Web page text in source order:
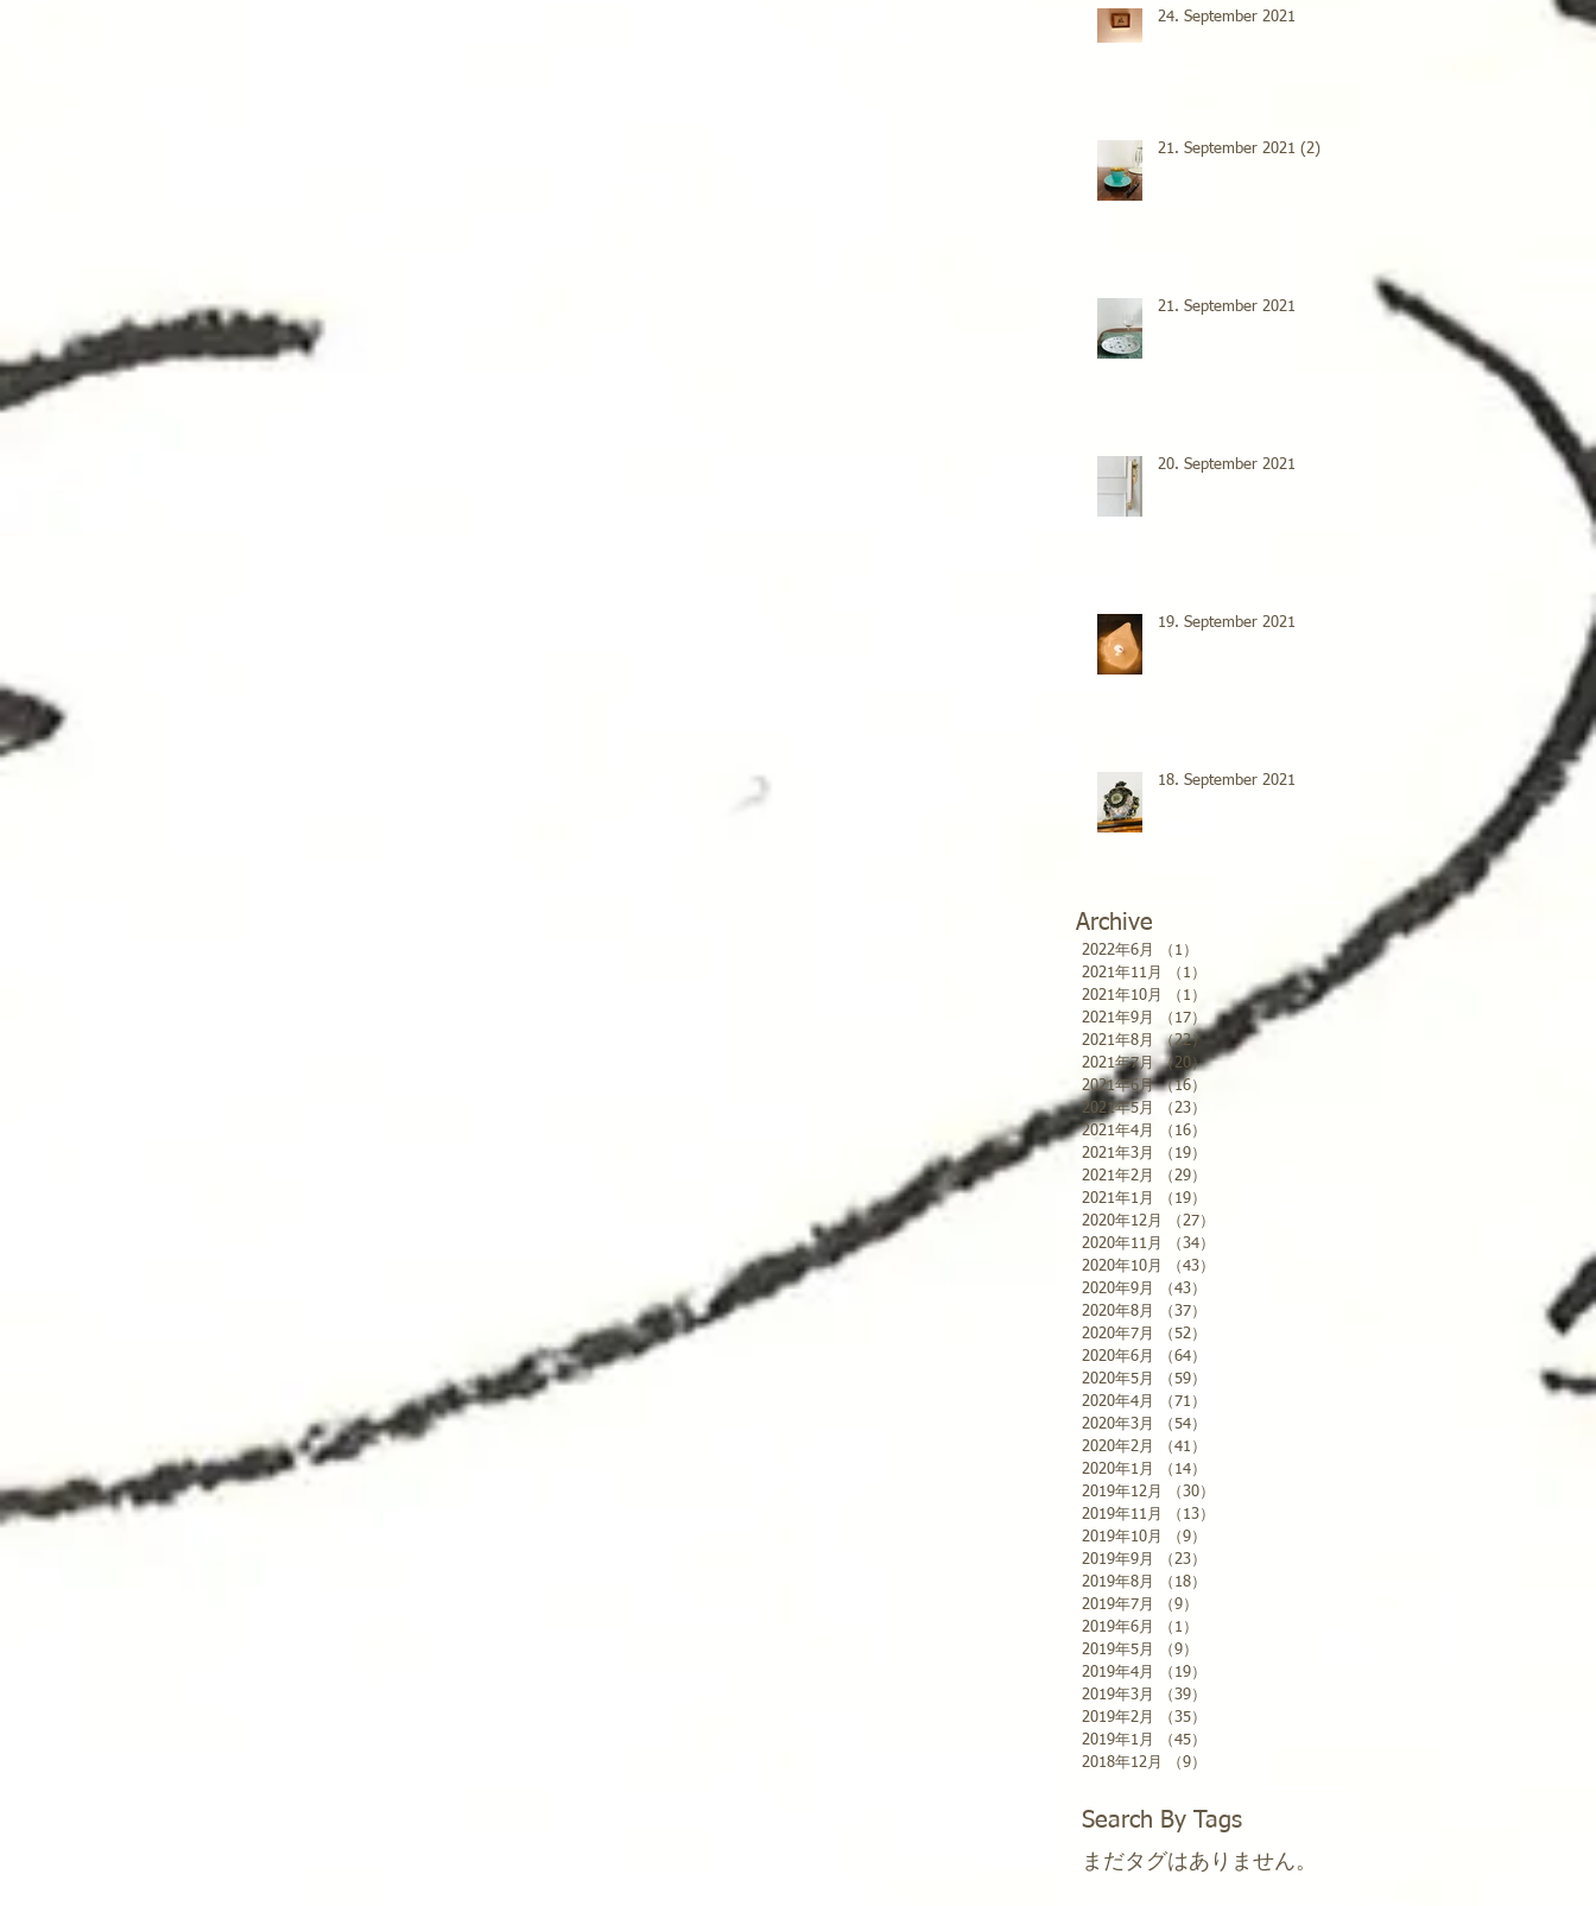
24. September 2021
21. September 2021 (2)
21. September 2021
20. September 2021
19. September 2021
18. September 2021
Archive
2022年6月 （1）
2021年11月
（1）
2021年10月
（1）
1件の記事
2021年9月
（17）
17件の記事
2021年8月
（22）
22件の記事
2021年7月 （20）20件の記事
2021年6月 （16）
2021年5月
（23）
2021年4月
（16）
2021年3月
（19）
2021年2月
（29）
2021年1月
（19）
2020年12月
（27）
2020年11月
（34）
2020年10月
（43）
2020年9月
（43）
2020年8月
（37）
2020年7月
（52）
2020年6月
（64）
2020年5月
（59）
2020年4月
（71）
2020年3月
（54）
2020年2月
（41）
2020年1月
（14）
2019年12月
（30）
2019年11月
（13）
2019年10月
（9）
2019年9月
（23）
2019年8月
（18）
2019年7月
（9）
2019年6月
（1）
2019年5月
（9）
2019年4月
（19）
2019年3月
（39）
2019年2月
（35）
2019年1月
（45）
2018年12月
（9）
Search By Tags
まだタグはありません。